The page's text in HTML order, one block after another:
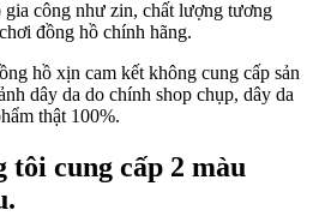
gia công như zin, chất lượng tương
đồng hồ chính hãng.
hồ xịn cam kết không cung cấp sản
dây da do chính shop chụp, dây da
thật 100%.
tôi cung cấp 2 màu